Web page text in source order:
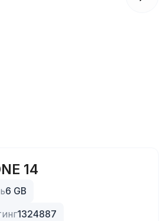
14
6 GB
1324887